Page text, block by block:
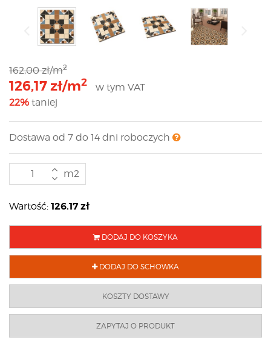
162,00 zł/m2
126,17 zł/m2
w tym VAT
22% taniej
Dostawa od 7 do 14 dni roboczych
m2
Wartość: 126.17zł
DODAJ DO KOSZYKA
DODAJ DO SCHOWKA
KOSZTY DOSTAWY
ZAPYTAJ O PRODUKT